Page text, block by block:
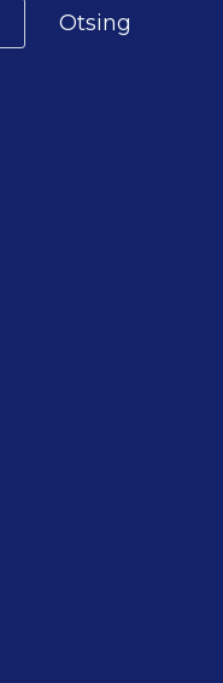
Otsing